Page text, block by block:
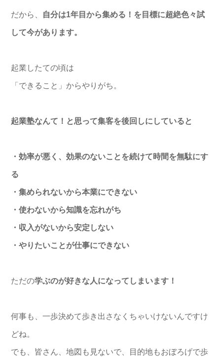
だから、 自分は1年目から集める！ を目標に超絶色々試
して今があります。
起業したての頃は
「できること」からやりがち。
起業塾なんて！と思って集客を後回しにしていると
・効率が悪く、効果のないことを続けて時間を無駄にす
る
・集められないから本業にできない
・使わないから知識を忘れがち
・収入がないから安定しない
・やりたいことが仕事にできない
ただの学ぶのが好きな人になってしまいます！
何事も、一歩決めて歩き出さなくちゃいけないんですけ
どね。
でも、皆さん、地図も見ないで、 目的地もおぼろげで歩